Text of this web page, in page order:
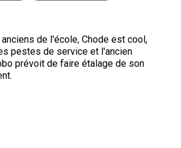
de l'école, Chode est cool,
pestes de service et l'ancien
prévoit de faire étalage de son